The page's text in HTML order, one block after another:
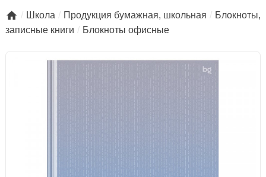
 Школа Продукция бумажная, школьная
Блокноты,
записные книги
Блокноты офисные